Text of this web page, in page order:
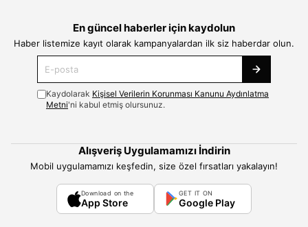
En güncel haberler için kaydolun
Haber listemize kayıt olarak kampanyalardan ilk siz haberdar olun.
Kaydolarak Kişisel Verilerin Korunması Kanunu Aydınlatma
Metni'ni kabul etmiş olursunuz.
Alışveriş Uygulamamızı İndirin
Mobil uygulamamızı keşfedin, size özel fırsatları yakalayın!
Download on the
App Store
GET IT ON
Google Play